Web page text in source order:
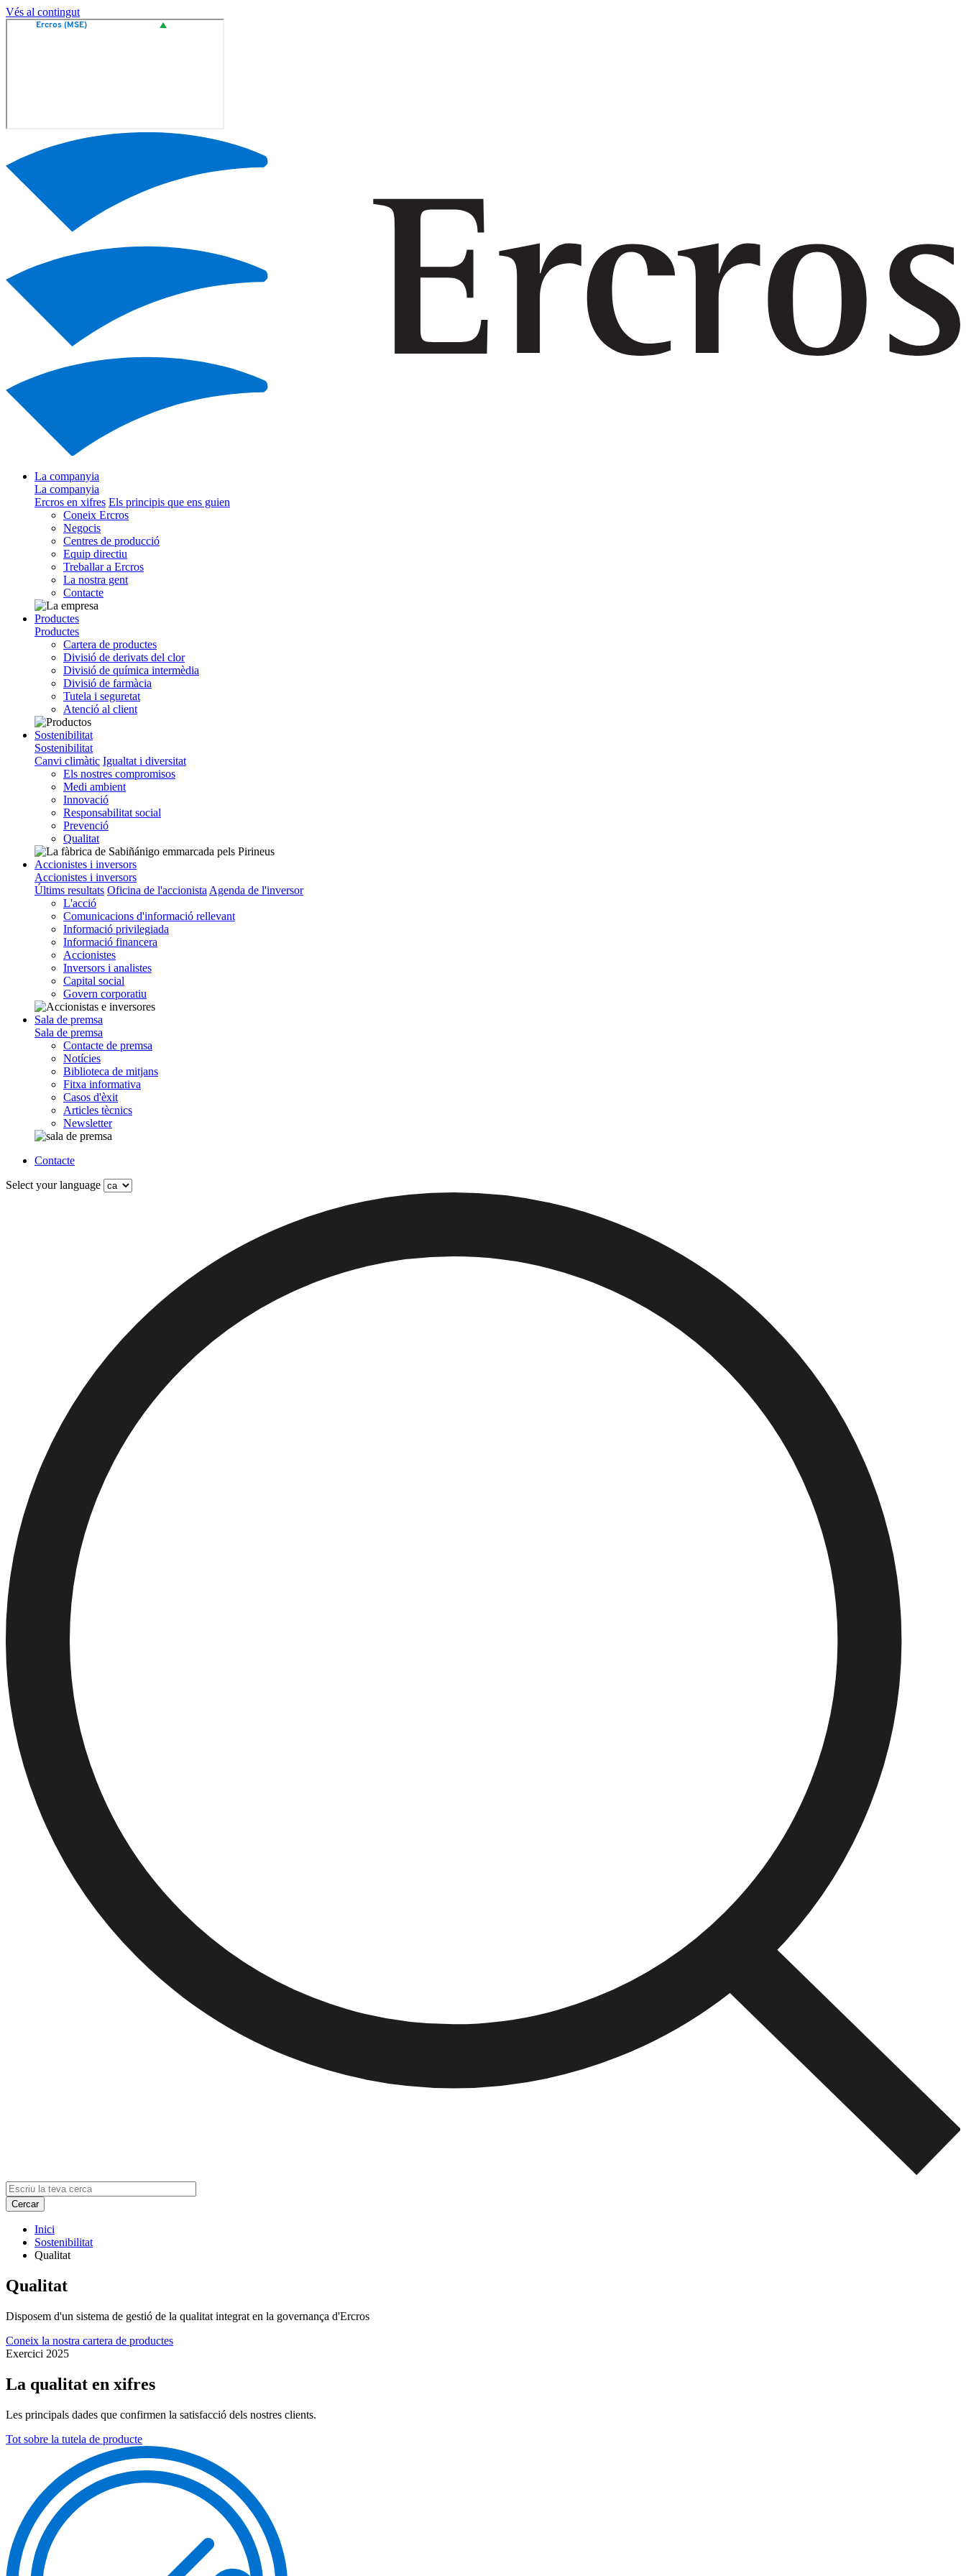
Vés al contingut
La companyia
La companyia
Ercros en xifres Els principis que ens guien
Coneix Ercros
Negocis
Centres de producció
Equip directiu
Treballar a Ercros
La nostra gent
Contacte
Productes
Productes
Cartera de productes
Divisió de derivats del clor
Divisió de química intermèdia
Divisió de farmàcia
Tutela i seguretat
Atenció al client
Sostenibilitat
Sostenibilitat
Canvi climàtic Igualtat i diversitat
Els nostres compromisos
Medi ambient
Innovació
Responsabilitat social
Prevenció
Qualitat
Accionistes i inversors
Accionistes i inversors
Últims resultats Oficina de l'accionista Agenda de l'inversor
L'acció
Comunicacions d'informació rellevant
Informació privilegiada
Informació financera
Accionistes
Inversors i analistes
Capital social
Govern corporatiu
Sala de premsa
Sala de premsa
Contacte de premsa
Notícies
Biblioteca de mitjans
Fitxa informativa
Casos d'èxit
Articles tècnics
Newsletter
Contacte
Select your language
Inici
Sostenibilitat
Qualitat
Qualitat
Disposem d'un sistema de gestió de la qualitat integrat en la governança d'Ercros
Coneix la nostra cartera de productes
Exercici 2025
La qualitat en xifres
Les principals dades que confirmen la satisfacció dels nostres clients.
Tot sobre la tutela de producte